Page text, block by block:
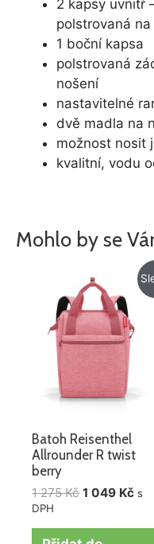
2 kapsy uvnitř
polstrovaná
1 boční kapsa
polstrovaná
nošení
nastavitelné
dvě madla na
možnost nosit
kvalitní, vodu
Mohlo by se
Batoh Reisenthel
Allrounder R twist
berry
1 275Kč
cena
byla:
1
275 Kč.
1 049 Kč s
DPH